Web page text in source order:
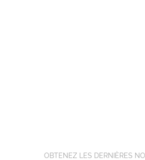
OBTENEZ LES DERNIÈRES